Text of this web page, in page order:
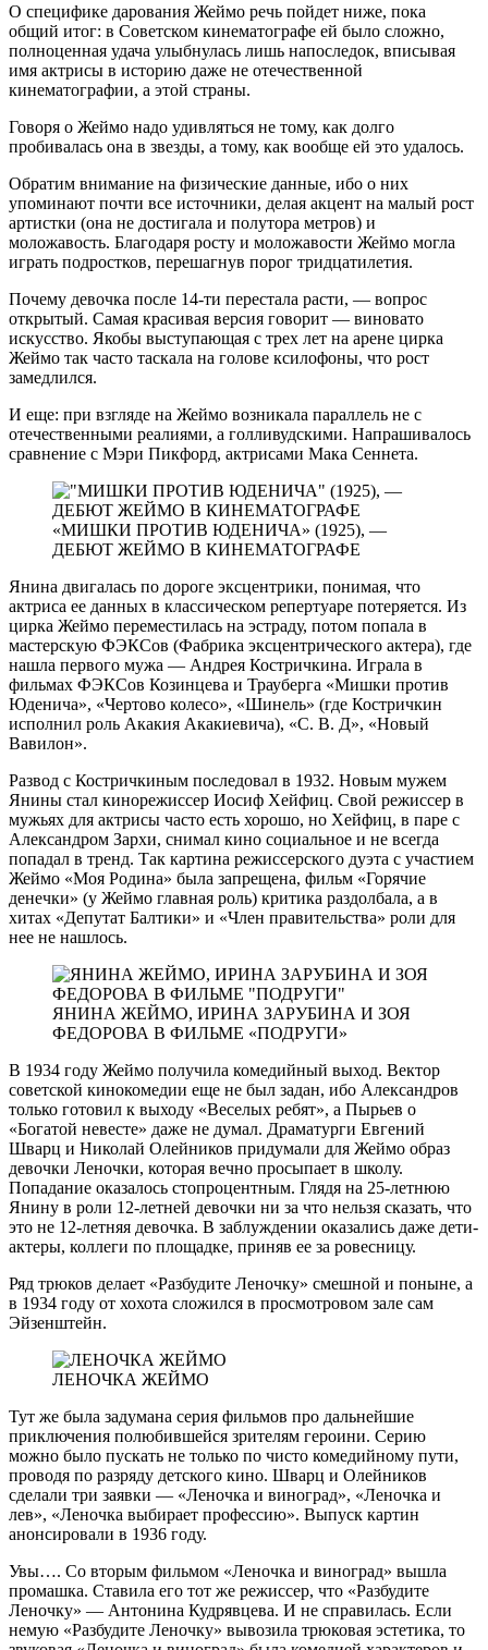
О специфике дарования Жеймо речь пойдет ниже, пока
общий итог: в Советском кинематографе ей было сложно,
полноценная удача улыбнулась лишь напоследок, вписывая
имя актрисы в историю даже не отечественной
кинематографии, а этой страны.
Говоря о Жеймо надо удивляться не тому, как долго
пробивалась она в звезды, а тому, как вообще ей это удалось.
Обратим внимание на физические данные, ибо о них
упоминают почти все источники, делая акцент на малый рост
артистки (она не достигала и полутора метров) и
моложавость. Благодаря росту и моложавости Жеймо могла
играть подростков, перешагнув порог тридцатилетия.
Почему девочка после 14-ти перестала расти, — вопрос
открытый. Самая красивая версия говорит — виновато
искусство. Якобы выступающая с трех лет на арене цирка
Жеймо так часто таскала на голове ксилофоны, что рост
замедлился.
И еще: при взгляде на Жеймо возникала параллель не с
отечественными реалиями, а голливудскими. Напрашивалось
сравнение с Мэри Пикфорд, актрисами Мака Сеннета.
«МИШКИ ПРОТИВ ЮДЕНИЧА» (1925), —
ДЕБЮТ ЖЕЙМО В КИНЕМАТОГРАФЕ
Янина двигалась по дороге эксцентрики, понимая, что
актриса ее данных в классическом репертуаре потеряется. Из
цирка Жеймо переместилась на эстраду, потом попала в
мастерскую ФЭКСов (Фабрика эксцентрического актера), где
нашла первого мужа — Андрея Костричкина. Играла в
фильмах ФЭКСов Козинцева и Трауберга «Мишки против
Юденича», «Чертово колесо», «Шинель» (где Костричкин
исполнил роль Акакия Акакиевича), «С. В. Д», «Новый
Вавилон».
Развод с Костричкиным последовал в 1932. Новым мужем
Янины стал кинорежиссер Иосиф Хейфиц. Свой режиссер в
мужьях для актрисы часто есть хорошо, но Хейфиц, в паре с
Александром Зархи, снимал кино социальное и не всегда
попадал в тренд. Так картина режиссерского дуэта с участием
Жеймо «Моя Родина» была запрещена, фильм «Горячие
денечки» (у Жеймо главная роль) критика раздолбала, а в
хитах «Депутат Балтики» и «Член правительства» роли для
нее не нашлось.
ЯНИНА ЖЕЙМО, ИРИНА ЗАРУБИНА И ЗОЯ
ФЕДОРОВА В ФИЛЬМЕ «ПОДРУГИ»
В 1934 году Жеймо получила комедийный выход. Вектор
советской кинокомедии еще не был задан, ибо Александров
только готовил к выходу «Веселых ребят», а Пырьев о
«Богатой невесте» даже не думал. Драматурги Евгений
Шварц и Николай Олейников придумали для Жеймо образ
девочки Леночки, которая вечно просыпает в школу.
Попадание оказалось стопроцентным. Глядя на 25-летнюю
Янину в роли 12-летней девочки ни за что нельзя сказать, что
это не 12-летняя девочка. В заблуждении оказались даже дети-
актеры, коллеги по площадке, приняв ее за ровесницу.
Ряд трюков делает «Разбудите Леночку» смешной и поныне, а
в 1934 году от хохота сложился в просмотровом зале сам
Эйзенштейн.
ЛЕНОЧКА ЖЕЙМО
Тут же была задумана серия фильмов про дальнейшие
приключения полюбившейся зрителям героини. Серию
можно было пускать не только по чисто комедийному пути,
проводя по разряду детского кино. Шварц и Олейников
сделали три заявки — «Леночка и виноград», «Леночка и
лев», «Леночка выбирает профессию». Выпуск картин
анонсировали в 1936 году.
Увы…. Со вторым фильмом «Леночка и виноград» вышла
промашка. Ставила его тот же режиссер, что «Разбудите
Леночку» — Антонина Кудрявцева. И не справилась. Если
немую «Разбудите Леночку» вывозила трюковая эстетика, то